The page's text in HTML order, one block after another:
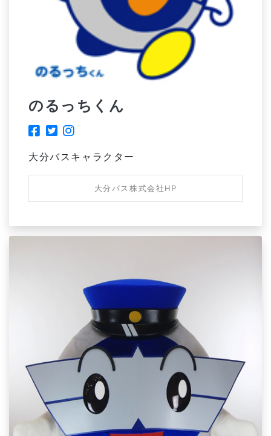
のるっちくん
大分バスキャラクター
大分バス株式会社HP